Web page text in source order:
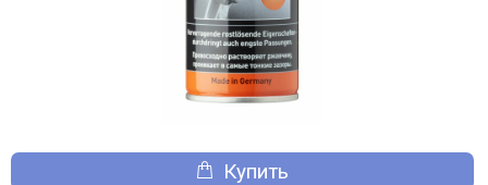
Купить